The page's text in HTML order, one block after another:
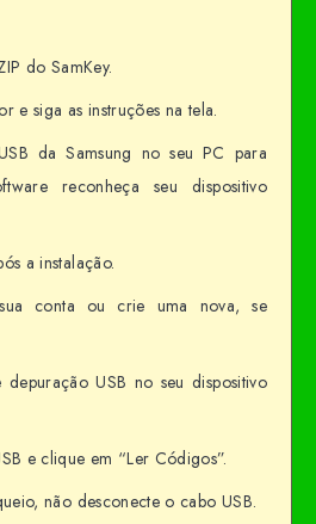
do SamKey.
e siga as instruções na tela.
da Samsung no seu PC para
reconheça seu dispositivo
a instalação.
conta ou crie uma nova, se
USB no seu dispositivo
e clique em “Ler Códigos”.
não desconecte o cabo USB.